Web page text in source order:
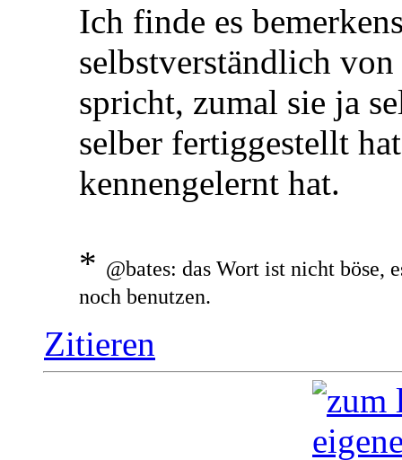
Ich finde es
selbstverständlich
spricht, zumal sie ja
selber fertiggestellt
kennengelernt hat.
* @bates: das Wort ist nicht böse,
noch benutzen.
Zitieren